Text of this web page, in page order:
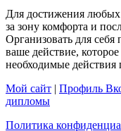
Для достижения любых
за зону комфорта и
Организовать для
ваше действие,
необходимые действия
Мой сайт
Профиль
дипломы
Политика